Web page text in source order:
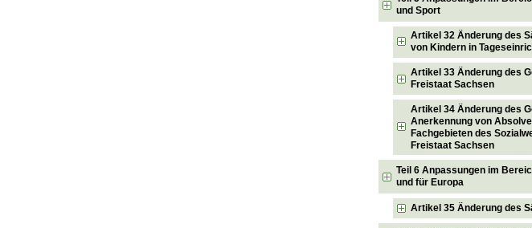
und Sport
Artikel 32 Änderung des
von Kindern in
Artikel 33 Änderung des
Freistaat Sachsen
Artikel 34 Änderung des
Anerkennung von
Fachgebieten des
Freistaat Sachsen
Teil 6 Anpassungen im
und für Europa
Artikel 35 Änderung des